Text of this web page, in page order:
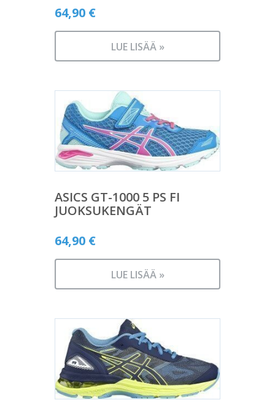
64,90 €
LUE LISÄÄ »
ASICS GT-1000 5 PS FI
JUOKSUKENGÄT
64,90 €
LUE LISÄÄ »